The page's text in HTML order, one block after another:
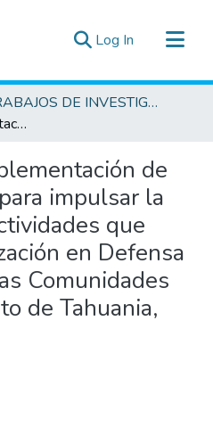
Log In (current)
TRABAJOS DE INVESTIGACIÓN
Propuesta de implementación de una página web para impulsar la difusión de las actividades que realiza la Organización en Defensa y Desarrollo de las Comunidades Nativas del distrito de Tahuania, Ucayali-2023
de
impulsar la
que
en Defensa
Comunidades
de Tahuania,